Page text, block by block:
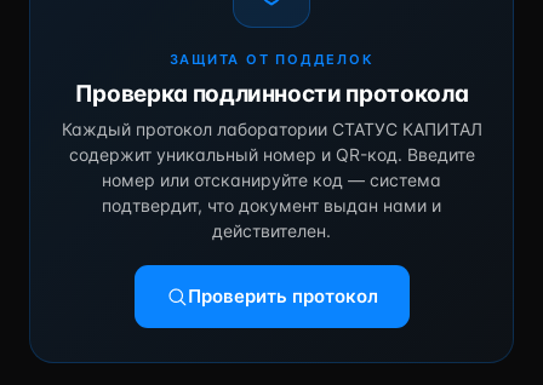
ЗАЩИТА ОТ ПОДДЕЛОК
Проверка подлинности протокола
Каждый протокол лаборатории СТАТУС КАПИТАЛ
содержит уникальный номер и QR-код. Введите
номер или отсканируйте код — система
подтвердит, что документ выдан нами и
действителен.
Проверить протокол